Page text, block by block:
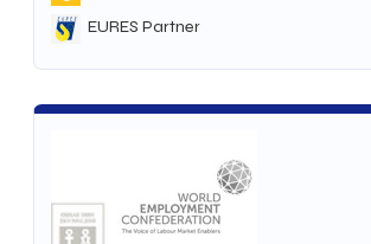
EURES Partner